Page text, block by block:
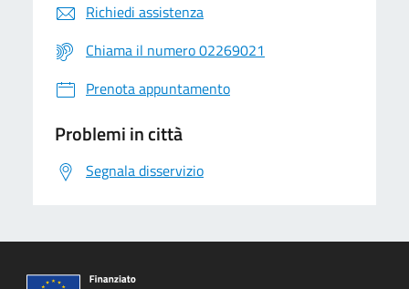
Richiedi assistenza
Chiama il numero 02269021
Prenota appuntamento
Problemi in città
Segnala disservizio